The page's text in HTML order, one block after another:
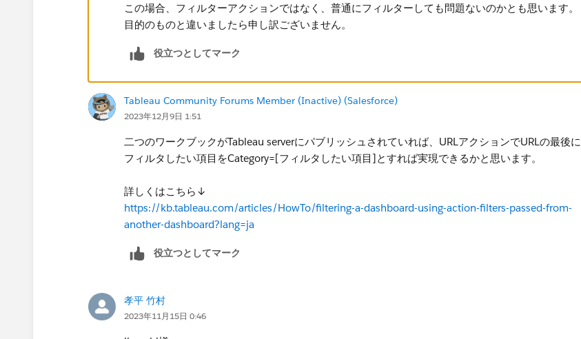
この場合、フィルターアクションではなく、普通にフィルターしても問題ないのかとも思います。
目的のものと違いましたら申し訳ございません。
役立つとしてマーク
Tableau Community Forums Member (Inactive) (Salesforce)
2023年12月9日 1:51
二つのワークブックがTableau serverにパブリッシュされていれば、URLアクションでURLの最後に
フィルタしたい項目をCategory=[フィルタしたい項目]とすれば実現できるかと思います。
詳しくはこちら↓
https://kb.tableau.com/articles/HowTo/filtering-a-dashboard-using-action-filters-passed-from-
another-dashboard?lang=ja
役立つとしてマーク
孝平 竹村
2023年11月15日 0:46